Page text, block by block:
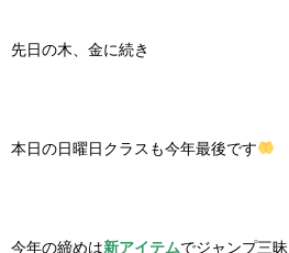
先日の木、金に続き
本日の日曜日クラスも今年最後です
今年の締めは新アイテムでジャンプ三昧